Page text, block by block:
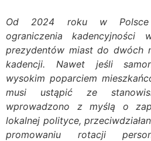
Od 2024 roku w Polsce
ograniczenia kadencyjności
prezydentów miast do dwóch
kadencji. Nawet jeśli
wysokim poparciem
musi ustąpić ze
wprowadzono z myślą o
lokalnej polityce,
promowaniu rotacji